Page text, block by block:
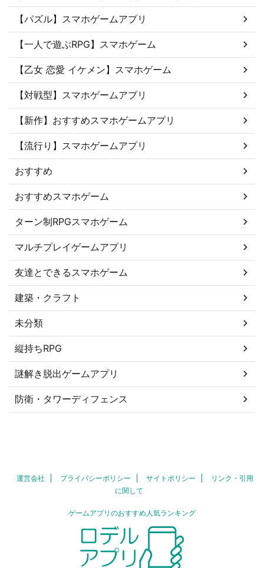
【パズル】スマホゲームアプリ
【一人で遊ぶRPG】スマホゲーム
【乙女 恋愛 イケメン】スマホゲーム
【対戦型】スマホゲームアプリ
【新作】おすすめスマホゲームアプリ
【流行り】スマホゲームアプリ
おすすめ
おすすめスマホゲーム
ターン制RPGスマホゲーム
マルチプレイゲームアプリ
友達とできるスマホゲーム
建築・クラフト
未分類
縦持ちRPG
謎解き脱出ゲームアプリ
防衛・タワーディフェンス
運営会社 プライバシーポリシー サイトポリシー
リンク・引用
に関して
ゲームアプリのおすすめ人気ランキング